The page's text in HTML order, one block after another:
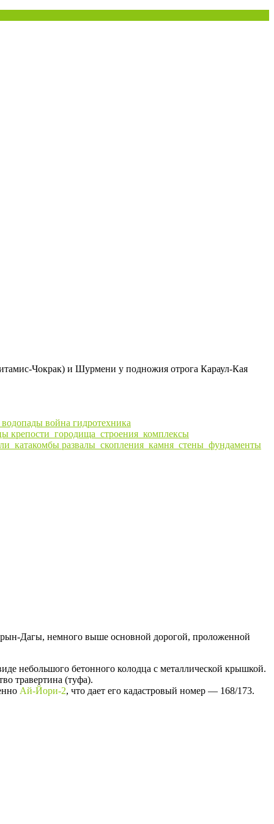
Чокрак) и Шурмени у подножия отрога Караул-Кая
водопады война гидротехника
крепости_городища_строения_комплексы
развалы_скопления_камня_стены_фундаменты
Дагы, немного выше основной дорогой, проложенной
небольшого бетонного колодца с металлической крышкой.
травертина (туфа).
Ай-Йори-2, что дает его кадастровый номер — 168/173.